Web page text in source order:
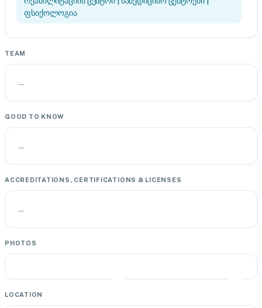
ფსიქოლოგია
TEAM
—
GOOD TO KNOW
—
ACCREDITATIONS, CERTIFICATIONS & LICENSES
—
PHOTOS
LOCATION